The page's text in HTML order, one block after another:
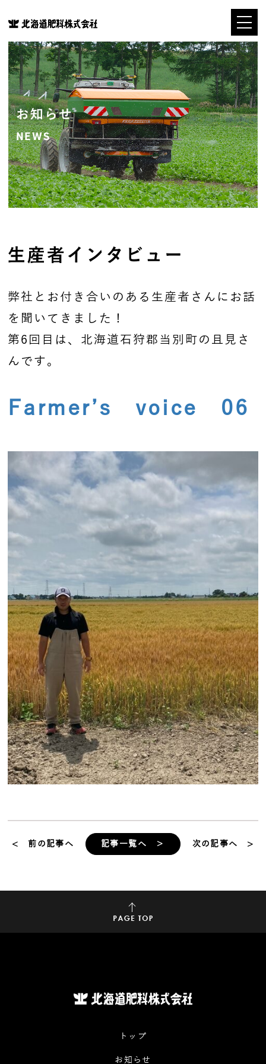
お知らせ
NEWS
生産者インタビュー
弊社とお付き合いのある生産者さんにお話
を聞いてきました！
第6回目は、北海道石狩郡当別町の且見さ
んです。
Farmer’s voice 06
< 前の記事へ 記事一覧へ ＞ 次の記事へ >
トップ
お知らせ